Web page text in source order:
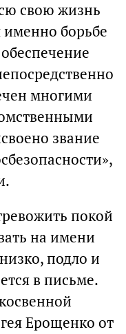
свою жизнь
борьбе
многими
звание
покой
на имени
подло и
в письме.
Ерощенко от